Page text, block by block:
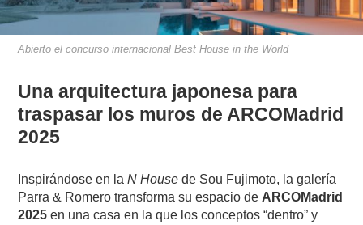
Abierto el concurso internacional Best House in the World
Una arquitectura japonesa para
traspasar los muros de ARCOMadrid
2025
Inspirándose en laN House de Sou Fujimoto, la galería
Parra & Romero transforma su espacio de ARCOMadrid
2025 en una casa en la que los conceptos “dentro” y